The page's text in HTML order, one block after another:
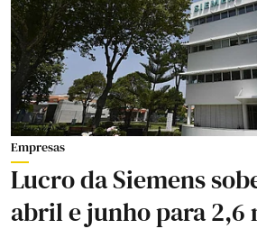
Empresas
Lucro da Siemens
abril e junho para 2,6